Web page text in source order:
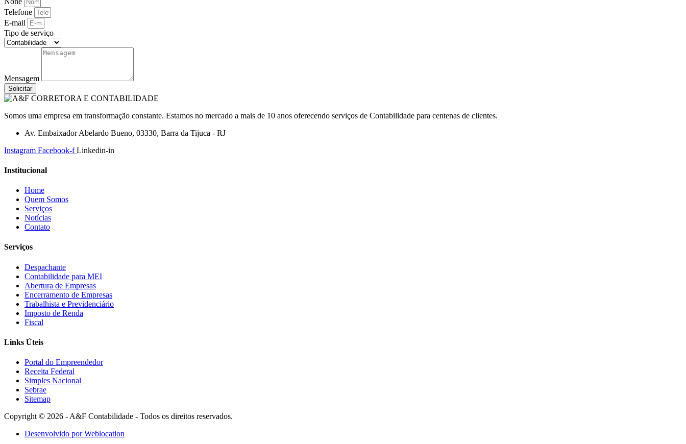
Telefone
E-mail
Tipo de serviço
Mensagem
Solicitar
Somos uma empresa em transformação constante. Estamos no mercado a mais de 10 anos oferecendo serviços de Contabilidade para centenas de clientes.
Av. Embaixador Abelardo Bueno, 03330, Barra da Tijuca - RJ
Instagram Facebook-f Linkedin-in
Institucional
Home
Quem Somos
Serviços
Notícias
Contato
Serviços
Despachante
Contabilidade para MEI
Abertura de Empresas
Encerramento de Empresas
Trabalhista e Previdenciário
Imposto de Renda
Fiscal
Links Úteis
Portal do Empreendedor
Receita Federal
Simples Nacional
Sebrae
Sitemap
Copyright © 2026 - A&F Contabilidade - Todos os direitos reservados.
Desenvolvido por Weblocation